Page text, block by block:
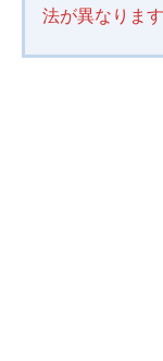
法が異なります